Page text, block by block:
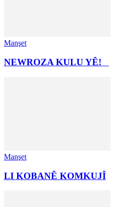
Manşet
NEWROZA KULU YÊ!
Manşet
LI KOBANÊ KOMKUJÎ